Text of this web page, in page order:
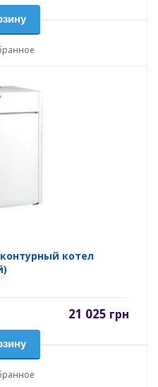
котел
21 025 грн